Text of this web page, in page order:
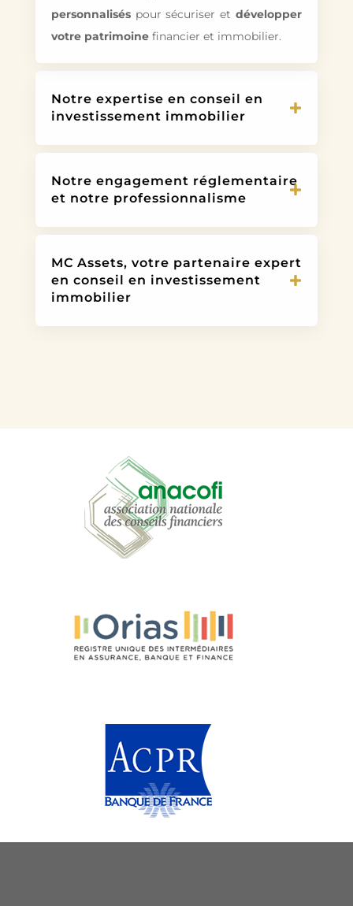
personnaliséspour sécuriser etdévelopper
votre patrimoinefinancier et immobilier.
Notre expertise en conseil en
investissement immobilier
Notre engagement réglementaire
et notre professionnalisme
MC Assets, votre partenaire expert
en conseil en investissement
immobilier